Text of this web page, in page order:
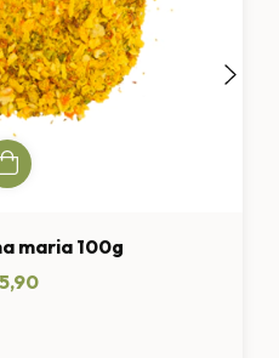
maria 100g